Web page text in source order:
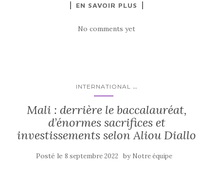
EN SAVOIR PLUS
No comments yet
INTERNATIONAL ...
Mali : derrière le baccalauréat,
d’énormes sacrifices et
investissements selon Aliou Diallo
Posté le 8 septembre 2022 by Notre équipe